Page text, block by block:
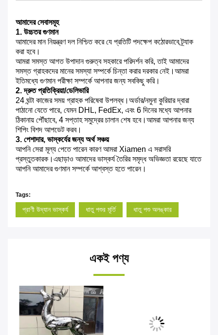
আমাদের সেবাসমূহ
1. উচ্চতর গুণমান
আমাদের মান নিয়ন্ত্রণ দল নিশ্চিত করে যে প্রতিটি পদক্ষেপ কঠোরভাবে ট্র্যাক
করা হবে।
আমরা সমস্ত আগত উপাদান গুরুত্ব সহকারে পরিদর্শন করি, তাই আমাদের
সমস্ত গ্রাহকদের মানের সমস্যা সম্পর্কে চিন্তা করার দরকার নেই।আমরা
ইতিমধ্যে গুণমান পরীক্ষা সম্পর্কে আপনার জন্য সবকিছু করি।
2. দ্রুত প্রতিক্রিয়া/ডেলিভারি
24 ঘন্টা কাজের সময় গ্রাহক পরিষেবা উপলব্ধ।অর্ডার/নমুনা কুরিয়ার দ্বারা
পাঠানো যেতে পারে, যেমন DHL, FedEx, এবং 6 দিনের মধ্যে আপনার
ঠিকানায় পৌঁছাবে, 4 সপ্তাহ সমুদ্রের চালান শেষ হবে।আমরা আপনার জন্য
শিপিং বিশদ আপডেট করব।
3. পেশাদার, ভাস্কর্যের জন্য অর্থ সঞ্চয়
আপনি সেরা মূল্য পেতে পারেন কারণ আমরা Xiamen এ সরাসরি
প্রস্তুতকারক।এছাড়াও আমাদের ভাস্কর্য তৈরির সমৃদ্ধ অভিজ্ঞতা রয়েছে যাতে
আপনি আমাদের গুণমান সম্পর্কে আশ্বস্ত হতে পারেন।
Tags:
প্রাণী উদ্যান ভাস্কর্য ধাতু পশুর মূর্তি ধাতু পশু অলঙ্কার
একই পণ্য